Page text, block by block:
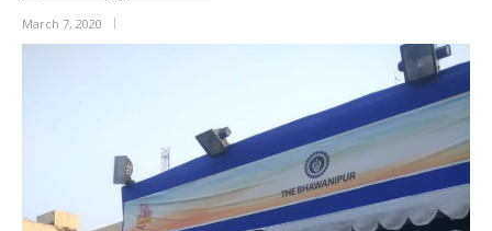
March 7, 2020